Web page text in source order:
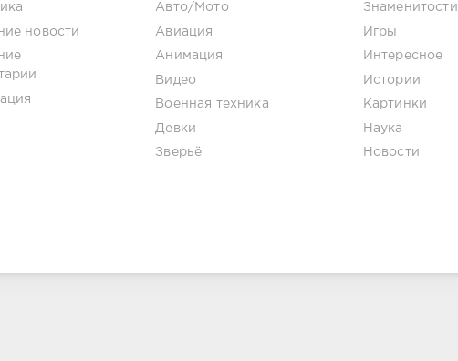
новости
Авто/Мото
Авиация
Анимация
Видео
Военная техника
Девки
Зверьё
Знаменитости
Игры
Интересное
Истории
Картинки
Наука
Новости